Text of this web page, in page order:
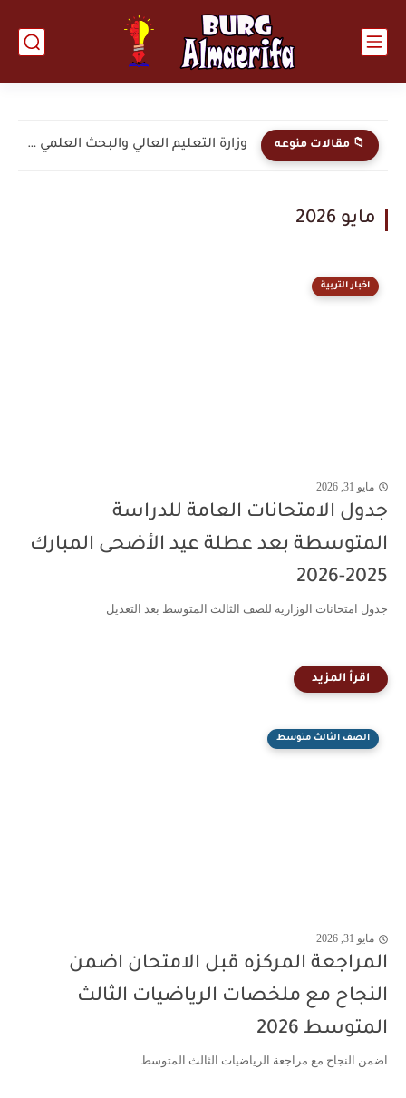
📁 مقالات منوعه وزارة التعليم العالي والبحث العلمي السماح للطلبة المقبولين للعام...
مايو 2026
اخبار التربية
مايو 31, 2026
جدول الامتحانات العامة للدراسة
المتوسطة بعد عطلة عيد الأضحى المبارك
2025-2026
جدول امتحانات الوزارية للصف الثالث المتوسط بعد التعديل
الصف الثالث متوسط
مايو 31, 2026
المراجعة المركزه قبل الامتحان اضمن
النجاح مع ملخصات الرياضيات الثالث
المتوسط 2026
اضمن النجاح مع مراجعة الرياضيات الثالث المتوسط